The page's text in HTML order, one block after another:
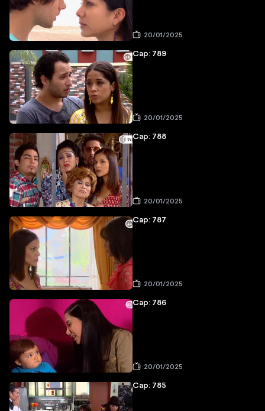
20/01/2025
Cap: 789
20/01/2025
Cap: 788
20/01/2025
Cap: 787
20/01/2025
Cap: 786
20/01/2025
Cap: 785